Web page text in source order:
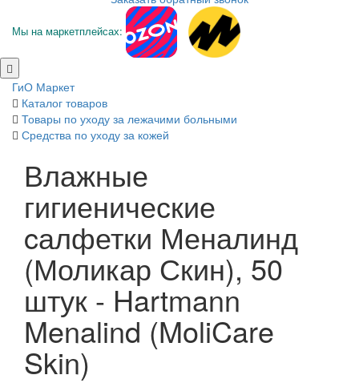
Мы на маркетплейсах:
ГиО Маркет
Каталог товаров
Товары по уходу за лежачими больными
Средства по уходу за кожей
Влажные
гигиенические
cалфетки Меналинд
(Моликар Скин), 50
штук - Hartmann
Menalind (MoliCare
Skin)